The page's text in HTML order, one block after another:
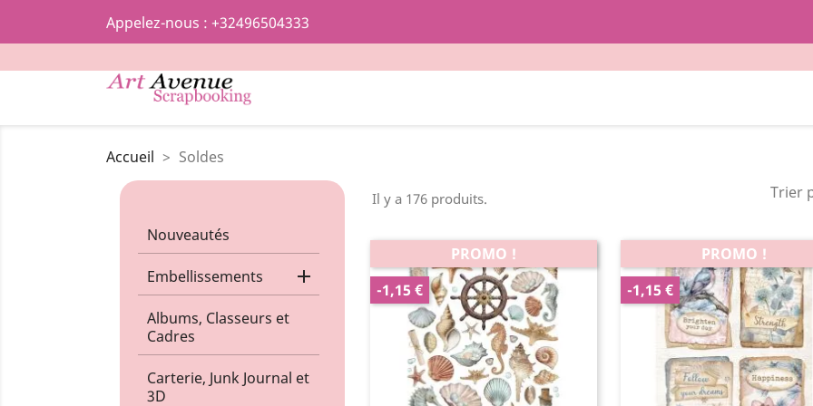
Appelez-nous : +32496504333
Accueil Soldes
Nouveautés
Embellissements 
Albums, Classeurs et
Cadres
Carterie, Junk Journal et
3D
Il y a 176 produits.
Trier
PROMO !
-1,15 €
PROMO !
-1,15 €